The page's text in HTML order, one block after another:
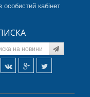
особистий кабінет